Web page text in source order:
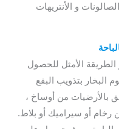
و الأنتريهات
الأمثل للحصول
البخار بتذويب البقع
بالأرضيات من أوساخ ،
أو سيراميك أو بلاط.